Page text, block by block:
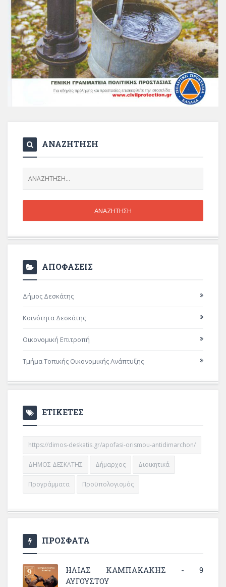
ΑΝΑΖΗΤΗΣΗ
ΑΠΟΦΑΣΕΙΣ
Δήμος Δεσκάτης
Κοινότητα Δεσκάτης
Οικονομική Επιτροπή
Τμήμα Τοπικής Οικονομικής Ανάπτυξης
ΕΤΙΚΕΤΕΣ
https://dimos-deskatis.gr/apofasi-orismou-antidimarchon/
ΔΗΜΟΣ ΔΕΣΚΑΤΗΣ Δήμαρχος Διοικητικά
Προγράμματα Προϋπολογισμός
ΠΡΟΣΦΑΤΑ
ΗΛΙΑΣ ΚΑΜΠΑΚΑΚΗΣ - 9
ΑΥΓΟΥΣΤΟΥ